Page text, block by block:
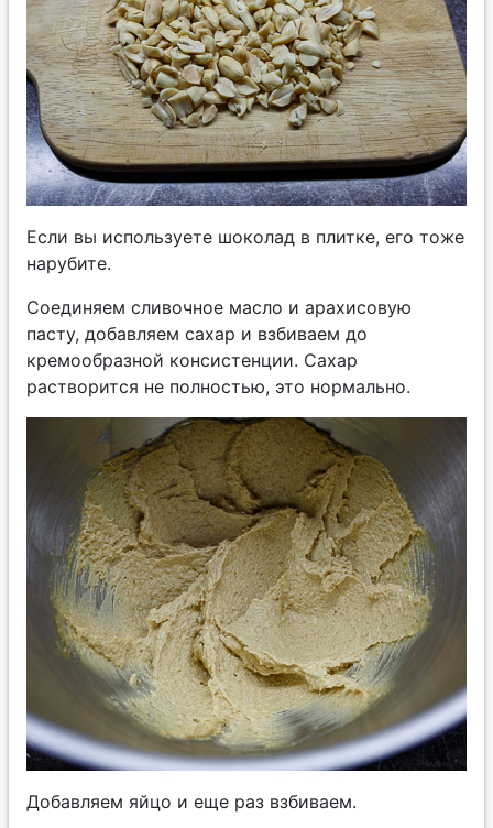
Если вы используете шоколад в плитке, его тоже
нарубите.
Соединяем сливочное масло и арахисовую
пасту, добавляем сахар и взбиваем до
кремообразной консистенции. Сахар
растворится не полностью, это нормально.
Добавляем яйцо и еще раз взбиваем.